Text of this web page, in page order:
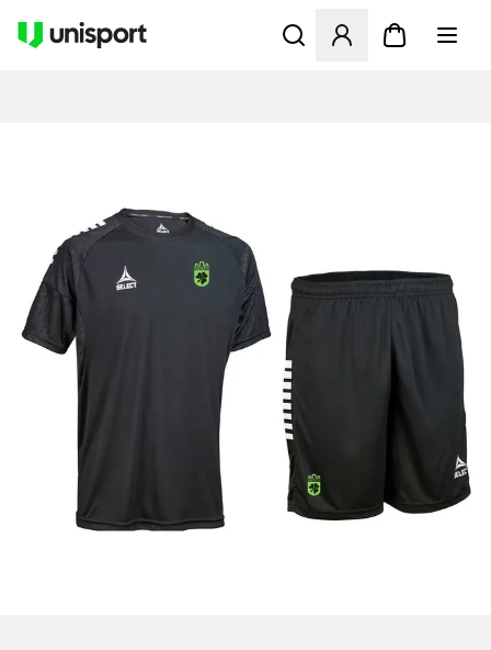
Åbner en Modal til at